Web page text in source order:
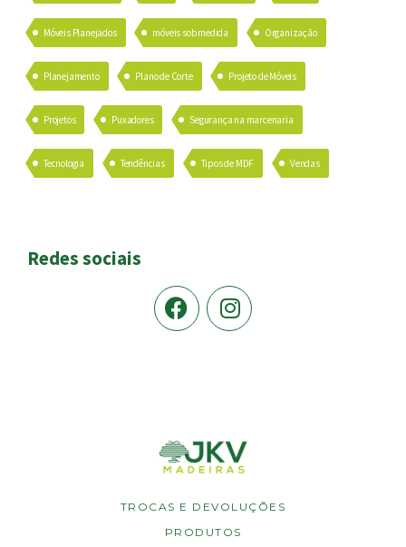
Móveis Planejados móveis sob medida Organização
Planejamento Plano de Corte Projeto de Móveis
Projetos Puxadores Segurança na marcenaria
Tecnologia Tendências Tipos de MDF Vendas
Redes sociais
TROCAS E DEVOLUÇÕES
PRODUTOS